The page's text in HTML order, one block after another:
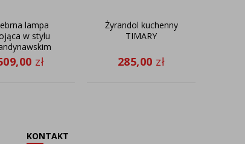
lampa
w stylu
z
kąta
zł
Żyrandol kuchenny
TIMARY
285,00 zł
KONTAKT